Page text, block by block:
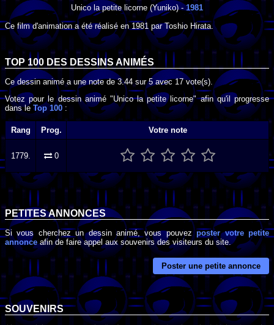
Unico la petite licorne (Yuniko) -1981
Ce film d'animation a été réalisé en 1981 parToshio Hirata.
TOP 100 DES DESSINS ANIMÉS
Ce dessin animé a une note de3.44 sur5 avec17vote(s).
Votez pour le dessin animé "Unico la petite licorne" afin qu'il progresse
dans le Top 100 :
Rang Prog. Votre note
1779. 0
PETITES ANNONCES
Si vous cherchez un dessin animé, vous pouvezposter votre petite
annonceafin de faire appel aux souvenirs des visiteurs du site.
Poster une petite annonce
SOUVENIRS